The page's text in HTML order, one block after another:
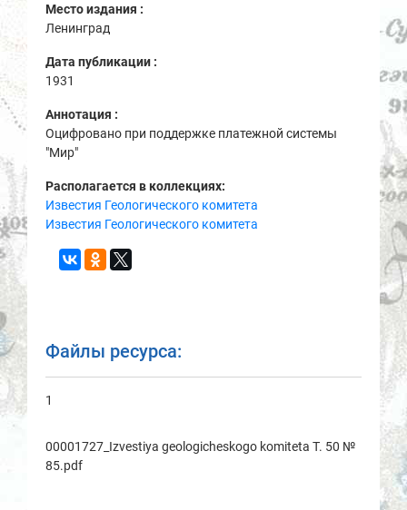
Место издания :
Ленинград
Дата публикации :
1931
Аннотация :
Оцифровано при поддержке платежной системы
"Мир"
Располагается в коллекциях:
Известия Геологического комитета
Известия Геологического комитета
Файлы ресурса:
1
00001727_Izvestiya geologicheskogo komitetа T. 50 №
85.pdf